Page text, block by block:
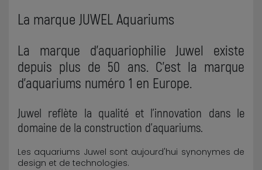
La marque JUWEL Aquariums
La marque d'aquariophilie Juwel existe
depuis plus de 50 ans. C'est la marque
d'aquariums numéro 1 en Europe.
Juwel reflète la qualité et l'innovation dans le
domaine de la construction d'aquariums.
Les aquariums Juwel sont aujourd'hui synonymes de
design et de technologies.